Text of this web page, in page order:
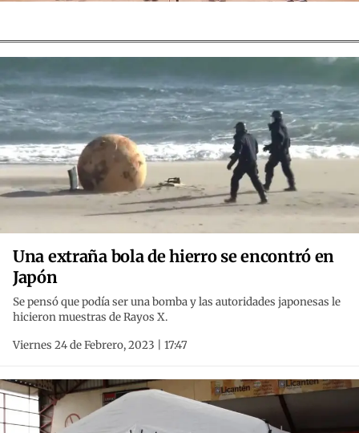
Una extraña bola de hierro se encontró en
Japón
Se pensó que podía ser una bomba y las autoridades japonesas le
hicieron muestras de Rayos X.
Viernes 24 de Febrero, 2023 | 17:47